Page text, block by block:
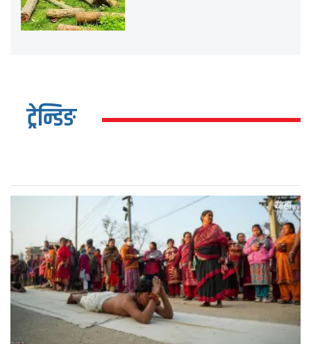
ट्रेन्डिङ